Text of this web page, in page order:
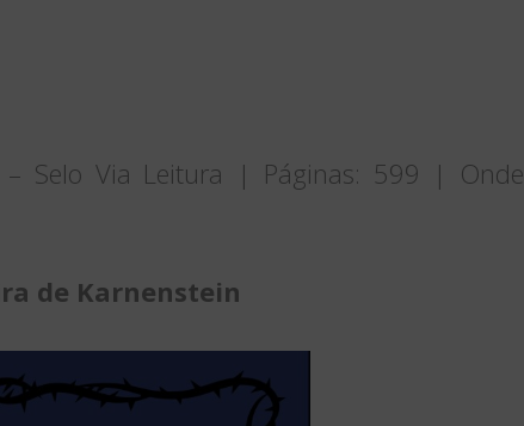
Selo Via Leitura | Páginas: 599 | Onde
de Karnenstein